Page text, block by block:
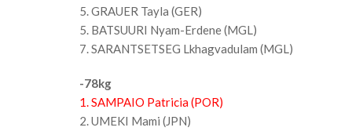
5. GRAUER Tayla (GER)
5. BATSUURI Nyam-Erdene (MGL)
7. SARANTSETSEG Lkhagvadulam (MGL)
-78kg
1. SAMPAIO Patricia (POR)
2. UMEKI Mami (JPN)